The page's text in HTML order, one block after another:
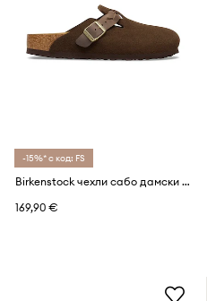
-15%* с код: FS
Birkenstock чехли сабо дамски от велур Boston Braided
169,90 €